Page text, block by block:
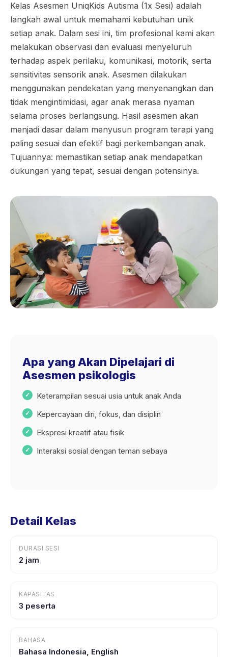
Kelas Asesmen UniqKids Autisma (1x Sesi) adalah
langkah awal untuk memahami kebutuhan unik
setiap anak. Dalam sesi ini, tim profesional kami akan
melakukan observasi dan evaluasi menyeluruh
terhadap aspek perilaku, komunikasi, motorik, serta
sensitivitas sensorik anak. Asesmen dilakukan
menggunakan pendekatan yang menyenangkan dan
tidak mengintimidasi, agar anak merasa nyaman
selama proses berlangsung. Hasil asesmen akan
menjadi dasar dalam menyusun program terapi yang
paling sesuai dan efektif bagi perkembangan anak.
Tujuannya: memastikan setiap anak mendapatkan
dukungan yang tepat, sesuai dengan potensinya.
Apa yang Akan Dipelajari di
Asesmen psikologis
Keterampilan sesuai usia untuk anak Anda
Kepercayaan diri, fokus, dan disiplin
Ekspresi kreatif atau fisik
Interaksi sosial dengan teman sebaya
Detail Kelas
DURASI SESI
2 jam
KAPASITAS
3 peserta
BAHASA
Bahasa Indonesia, English